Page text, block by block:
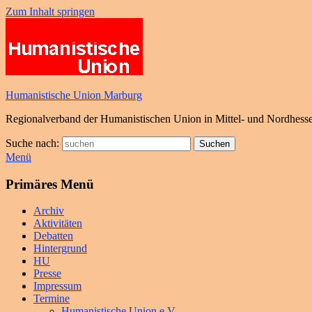
Zum Inhalt springen
Humanistische Union Marburg
Regionalverband der Humanistischen Union in Mittel- und
Suche nach: Suchen
Menü
Primäres Menü
Archiv
Aktivitäten
Debatten
Hintergrund
HU
Presse
Impressum
Termine